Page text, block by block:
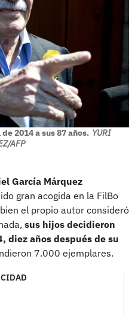
2014 a sus 87 años. YURI
AFP
García Márquez
gran acogida en la FilBo
el propio autor consideró
sus hijos decidieron
diez años después de su
7.000 ejemplares.